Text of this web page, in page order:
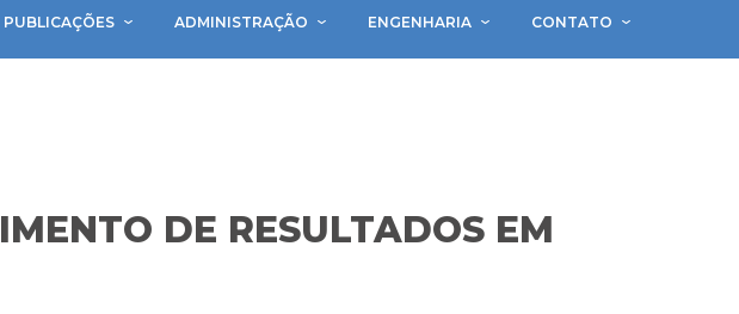
ADMINISTRAÇÃO ENGENHARIA CONTATO
DE RESULTADOS EM